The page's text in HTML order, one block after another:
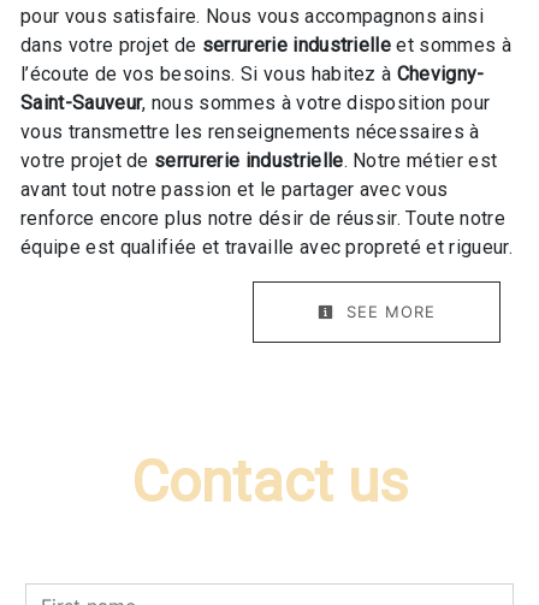
pour vous satisfaire. Nous vous accompagnons ainsi
dans votre projet de serrurerie industrielle et sommes à
l’écoute de vos besoins. Si vous habitez à Chevigny-
Saint-Sauveur, nous sommes à votre disposition pour
vous transmettre les renseignements nécessaires à
votre projet de serrurerie industrielle. Notre métier est
avant tout notre passion et le partager avec vous
renforce encore plus notre désir de réussir. Toute notre
équipe est qualifiée et travaille avec propreté et rigueur.
SEE MORE
Contact us